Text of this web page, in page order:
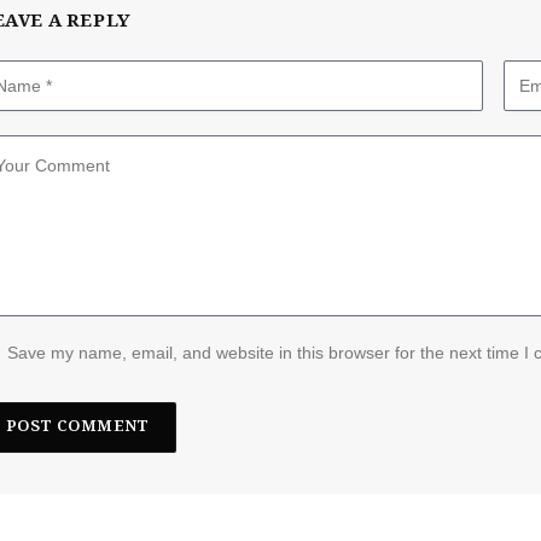
A REPLY
Save my name, email, and website in this browser for the next time I